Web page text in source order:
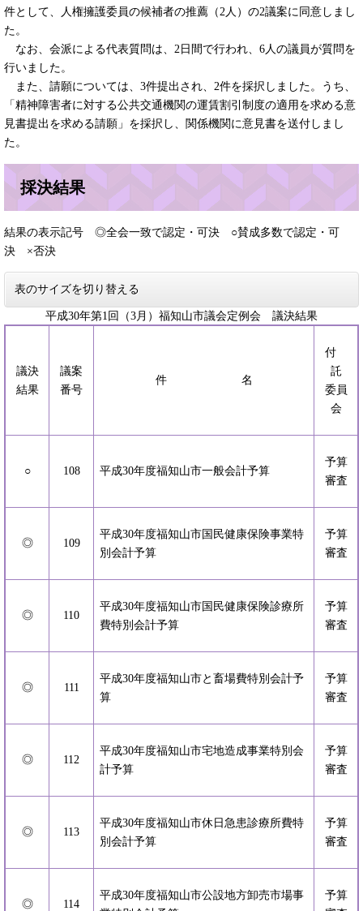
件として、人権擁護委員の候補者の推薦（2人）の2議案に同意しまし
た。
なお、会派による代表質問は、2日間で行われ、6人の議員が質問を
行いました。
また、請願については、3件提出され、2件を採択しました。うち、
「精神障害者に対する公共交通機関の運賃割引制度の適用を求める意
見書提出を求める請願」を採択し、関係機関に意見書を送付しまし
た。
採決結果
結果の表示記号 ◎全会一致で認定・可決 ○賛成多数で認定・可
決 ×否決
表のサイズを切り替える
平成30年第1回（3月）福知山市議会定例会 議決結果
議決
結果
議案
番号
件 名
付
託
委員
会
○ 108 平成30年度福知山市一般会計予算
予算
審査
◎ 109
平成30年度福知山市国民健康保険事業特
別会計予算
予算
審査
◎ 110
平成30年度福知山市国民健康保険診療所
費特別会計予算
予算
審査
◎ 111
平成30年度福知山市と畜場費特別会計予
算
予算
審査
◎ 112
平成30年度福知山市宅地造成事業特別会
計予算
予算
審査
◎ 113
平成30年度福知山市休日急患診療所費特
別会計予算
予算
審査
◎ 114
平成30年度福知山市公設地方卸売市場事
予算